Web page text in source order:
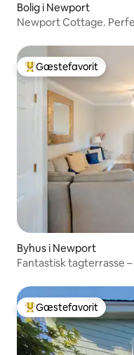
Bolig i Newport
Newport Cottage.
Bedste gæstefavorit
Gæstefavorit
Byhus i Newport
Fantastisk tagterrasse
Bedste gæstefavorit
Gæstefavorit